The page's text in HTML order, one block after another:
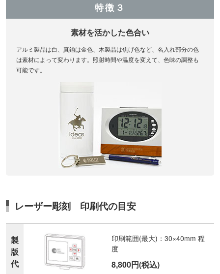
特徴３
素材を活かした色合い
アルミ製品は白、真鍮は金色、木製品は焦げ色など、名入れ部分の色
は素材によって変わります。照射時間や温度を変えて、色味の調整も
可能です。
レーザー彫刻 印刷代の目安
製
版
代
印刷範囲(最大)：30×40mm 程
度
8,800円(税込)